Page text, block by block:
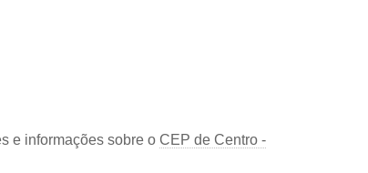
e informações sobre o CEP de Centro -